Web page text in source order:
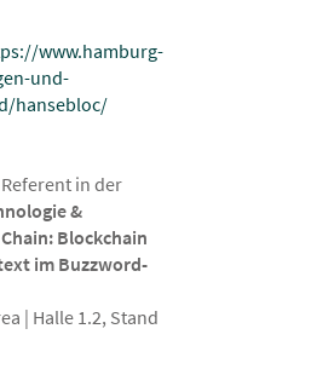
www.hamburg-
und-
hansebloc/
in der
&
Blockchain
im Buzzword-
| Halle 1.2, Stand